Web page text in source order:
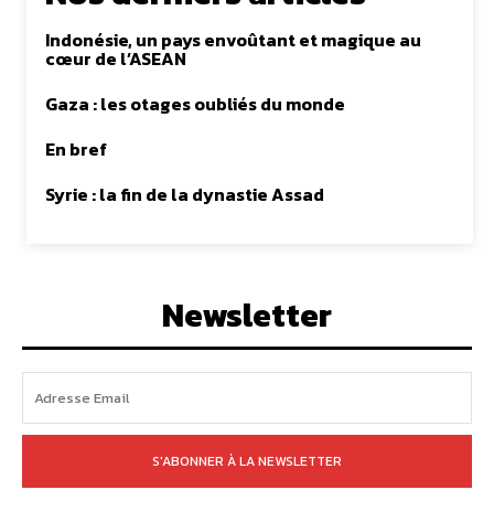
Indonésie, un pays envoûtant et magique au
cœur de l’ASEAN
Gaza : les otages oubliés du monde
En bref
Syrie : la fin de la dynastie Assad
Newsletter
S'ABONNER À LA NEWSLETTER